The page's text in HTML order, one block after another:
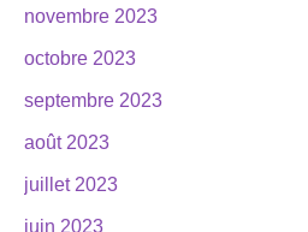
novembre 2023
octobre 2023
septembre 2023
août 2023
juillet 2023
juin 2023